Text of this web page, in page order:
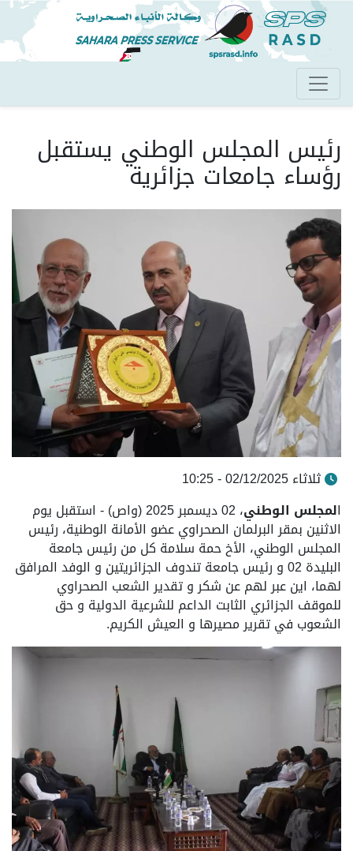
تجاوز
إلى
المحتوى
الرئيسي
رئيس المجلس الوطني يستقبل
رؤساء جامعات جزائرية
ثلاثاء 02/12/2025 - 10:25
المجلس الوطني ، 02 ديسمبر 2025 (واص) - استقبل يوم
الاثنين بمقر البرلمان الصحراوي عضو الأمانة الوطنية، رئيس
المجلس الوطني، الأخ حمة سلامة كل من رئيس جامعة
البليدة 02 و رئيس جامعة تندوف الجزائريتين و الوفد المرافق
لهما، اين عبر لهم عن شكر و تقدير الشعب الصحراوي
للموقف الجزائري الثابت الداعم للشرعية الدولية و حق
الشعوب في تقرير مصيرها و العيش الكريم.